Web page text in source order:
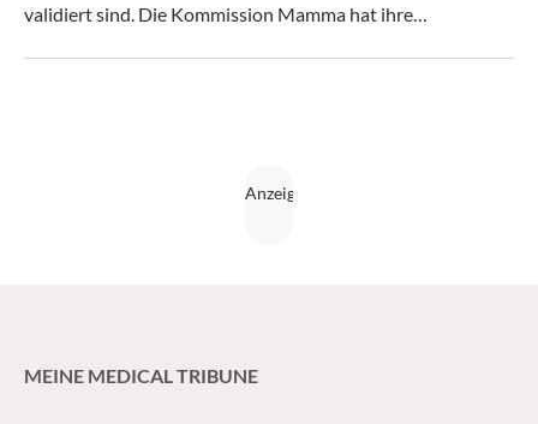
validiert sind. Die Kommission Mamma hat ihre
MEINE MEDICAL TRIBUNE